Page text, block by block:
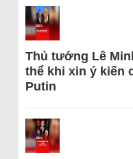
Thủ tướng Lê
thể khi xin ý kiến
Putin